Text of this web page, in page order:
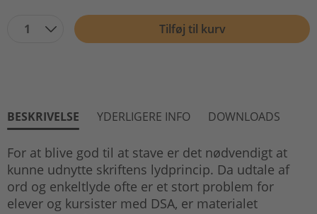
1 Tilføj til kurv
BESKRIVELSE YDERLIGERE INFO DOWNLOADS
For at blive god til at stave er det nødvendigt at
kunne udnytte skriftens lydprincip. Da udtale af
ord og enkeltlyde ofte er et stort problem for
elever og kursister med DSA, er materialet